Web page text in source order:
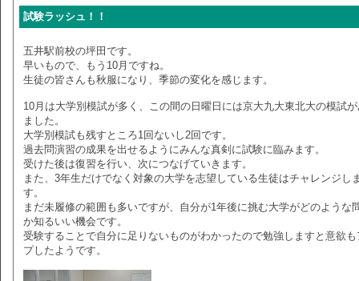
試験ラッシュ！！
五井駅前校の坪田です。
早いもので、もう10月ですね。
生徒の皆さんも秋服になり、季節の変化を感じます。
10月は大学別模試が多く、この間の日曜日には京大九大東北大の模試
ました。
大学別模試も残すところ1回ないし2回です。
過去問演習の成果を出せるようにみんな真剣に試験に臨みます。
受けた後は復習を行い、次につなげていきます。
また、3年生だけでなく対象の大学を志望している生徒はチャレンジし
す。
まだ未履修の範囲も多いですが、自分が1年後に挑む大学がどのような
か知るいい機会です。
受験することで自分に足りないものがわかったので勉強しますと意欲も
プしたようです。